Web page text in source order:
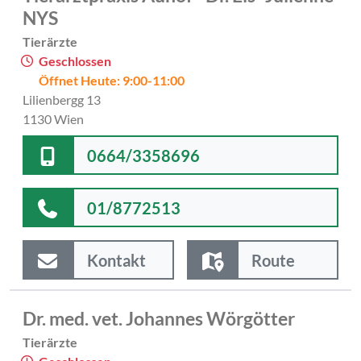
NYS
Tierärzte
Geschlossen
Öffnet Heute: 9:00-11:00
Lilienbergg 13
1130 Wien
0664/3358696
01/8772513
Kontakt Route
Dr. med. vet. Johannes Wörgötter
Tierärzte